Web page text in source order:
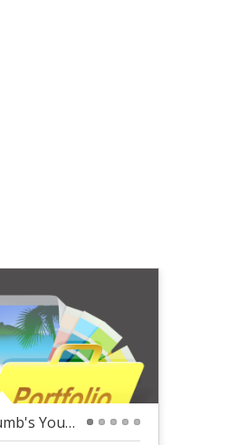
Thumb's Youtube